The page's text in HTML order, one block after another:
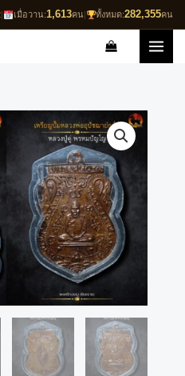
| เมื่อวาน:1,613คน| ทั้งหมด:282,355คน